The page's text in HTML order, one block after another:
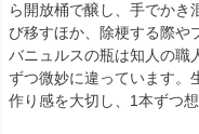
ら開放桶で醸し、手でかき
び移すほか、除梗する際や
バニュルスの瓶は知人の職
ずつ微妙に違っています。
作り感を大切し、1本ずつ